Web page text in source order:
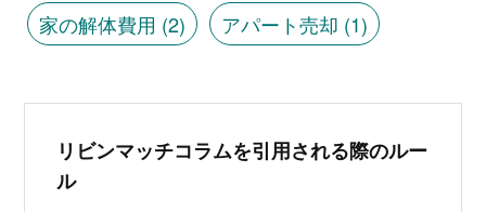
家の解体費用 (2) アパート売却 (1)
リビンマッチコラムを引用される際のルー
ル